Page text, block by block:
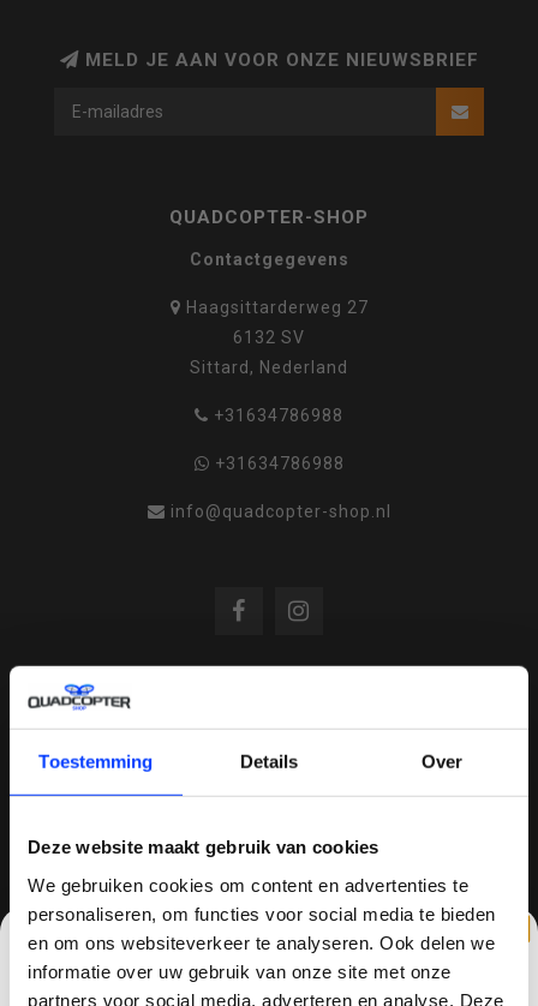
Toestemming Details Over
Deze website maakt gebruik van cookies
We gebruiken cookies om content en advertenties te
personaliseren, om functies voor social media te bieden
en om ons websiteverkeer te analyseren. Ook delen we
informatie over uw gebruik van onze site met onze
partners voor social media, adverteren en analyse. Deze
MELD JE AAN VOOR ONZE NIEUWSBRIEF
QUADCOPTER-SHOP
Contactgegevens
Haagsittarderweg 27
6132 SV
Sittard, Nederland
+31634786988
+31634786988
info@quadcopter-shop.nl
QUADCOPTER-SHOP.NL
Sinds 2014 is quadcopter-shop een bekende
speler op het gebied van drones, quadcopters,